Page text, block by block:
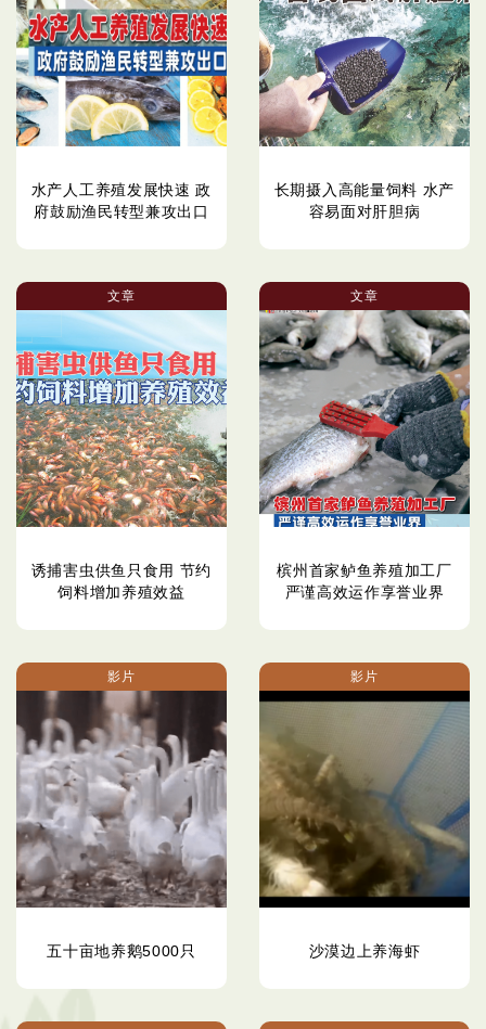
水产人工养殖发展快速 政
府鼓励渔民转型兼攻出口
长期摄入高能量饲料 水产
容易面对肝胆病
文章
诱捕害虫供鱼只食用 节约
饲料增加养殖效益
文章
槟州首家鲈鱼养殖加工厂
严谨高效运作享誉业界
影片
五十亩地养鹅5000只
影片
沙漠边上养海虾